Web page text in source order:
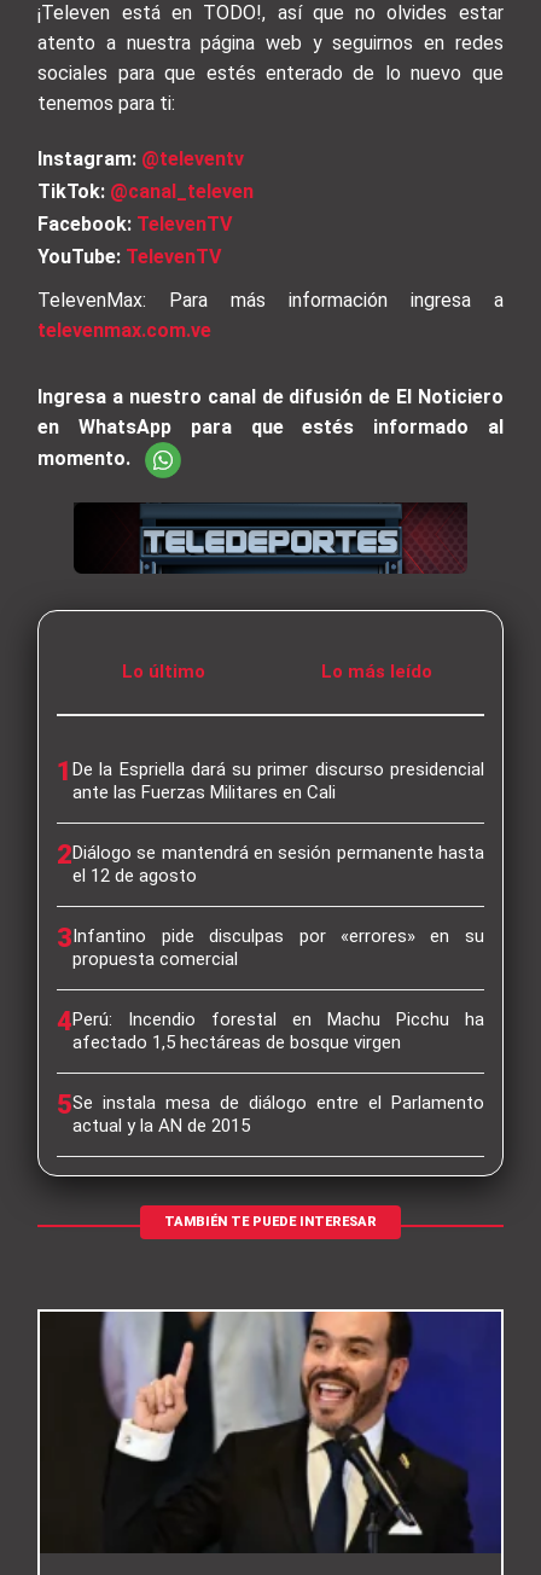
¡Televen está en TODO!, así que no olvides estar
atento a nuestra página web y seguirnos en redes
sociales para que estés enterado de lo nuevo que
tenemos para ti:
Instagram: @televentv
TikTok: @canal_televen
Facebook: TelevenTV
YouTube: TelevenTV
TelevenMax: Para más información ingresa a
televenmax.com.ve
Ingresa a nuestro canal de difusión de El Noticiero
en WhatsApp para que estés informado al
momento.
Lo último Lo más leído
1De la Espriella dará su primer discurso presidencial
ante las Fuerzas Militares en Cali
2Diálogo se mantendrá en sesión permanente hasta
el 12 de agosto
3Infantino pide disculpas por «errores» en su
propuesta comercial
4Perú: Incendio forestal en Machu Picchu ha
afectado 1,5 hectáreas de bosque virgen
5Se instala mesa de diálogo entre el Parlamento
actual y la AN de 2015
TAMBIÉN TE PUEDE INTERESAR